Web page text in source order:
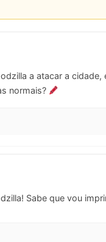
a atacar a cidade,
normais?
Sabe que vou